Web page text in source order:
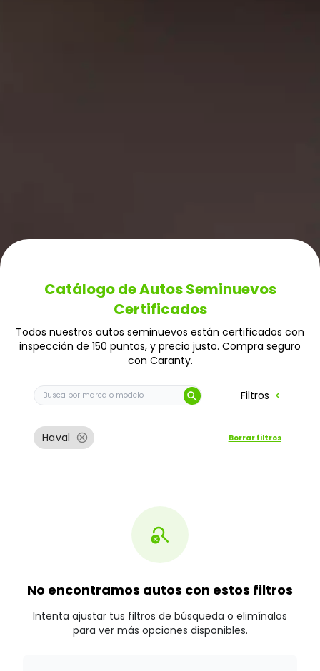
Catálogo de Autos Seminuevos
Certificados
Todos nuestros autos seminuevos están certificados con
inspección de 150 puntos, y precio justo. Compra seguro
con Caranty.
Buscar auto por marca o modelo
search Filtros chevron_left
Haval cancel Borrar filtros
search_off
No encontramos autos con estos filtros
Intenta ajustar tus filtros de búsqueda o elimínalos
para ver más opciones disponibles.